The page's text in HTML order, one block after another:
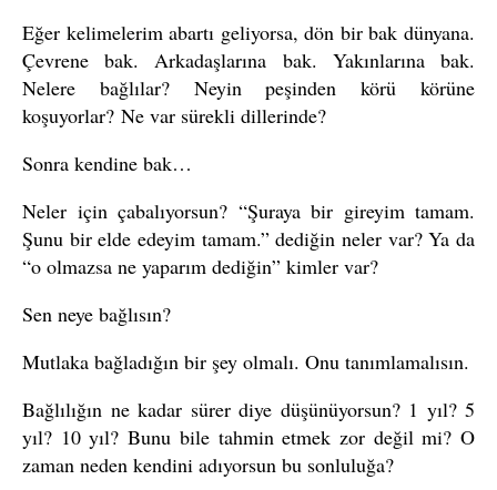
Eğer kelimelerim abartı geliyorsa, dön bir bak dünyana.
Çevrene bak. Arkadaşlarına bak. Yakınlarına bak.
Nelere bağlılar? Neyin peşinden körü körüne
koşuyorlar? Ne var sürekli dillerinde?
Sonra kendine bak…
Neler için çabalıyorsun? “Şuraya bir gireyim tamam.
Şunu bir elde edeyim tamam.” dediğin neler var? Ya da
“o olmazsa ne yaparım dediğin” kimler var?
Sen neye bağlısın?
Mutlaka bağladığın bir şey olmalı. Onu tanımlamalısın.
Bağlılığın ne kadar sürer diye düşünüyorsun? 1 yıl? 5
yıl? 10 yıl? Bunu bile tahmin etmek zor değil mi? O
zaman neden kendini adıyorsun bu sonluluğa?